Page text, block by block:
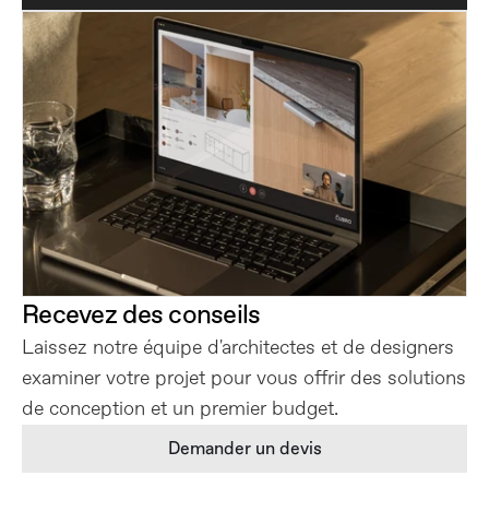
Recevez des conseils
Laissez notre équipe d'architectes et de designers
examiner votre projet pour vous offrir des solutions
de conception et un premier budget.
Demander un devis